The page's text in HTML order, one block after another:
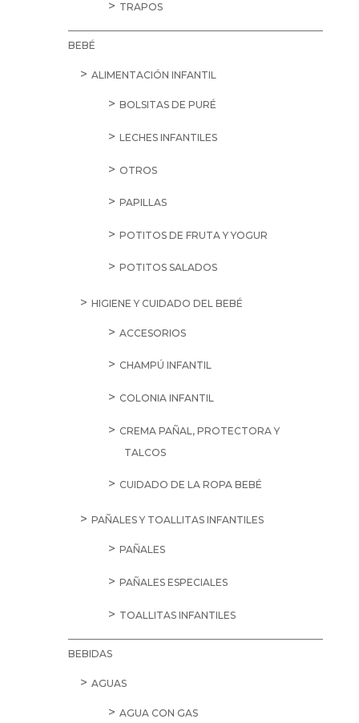
TRAPOS
BEBÉ
ALIMENTACIÓN INFANTIL
BOLSITAS DE PURÉ
LECHES INFANTILES
OTROS
PAPILLAS
POTITOS DE FRUTA Y YOGUR
POTITOS SALADOS
HIGIENE Y CUIDADO DEL BEBÉ
ACCESORIOS
CHAMPÚ INFANTIL
COLONIA INFANTIL
CREMA PAÑAL, PROTECTORA Y
TALCOS
CUIDADO DE LA ROPA BEBÉ
PAÑALES Y TOALLITAS INFANTILES
PAÑALES
PAÑALES ESPECIALES
TOALLITAS INFANTILES
BEBIDAS
AGUAS
AGUA CON GAS